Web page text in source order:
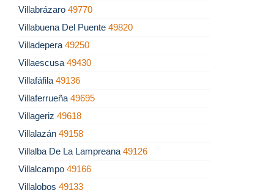
Villabrázaro 49770
Villabuena Del Puente 49820
Villadepera 49250
Villaescusa 49430
Villafáfila 49136
Villaferrueña 49695
Villageriz 49618
Villalazán 49158
Villalba De La Lampreana 49126
Villalcampo 49166
Villalobos 49133